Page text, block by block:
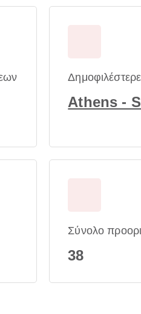
Athens -
Σύνολο
38